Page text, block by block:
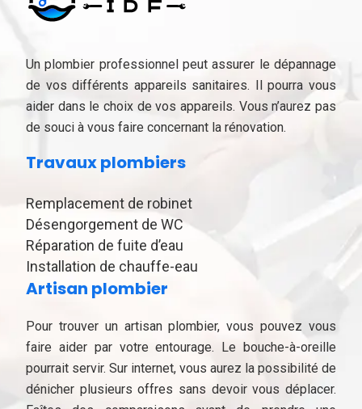
Un plombier professionnel peut assurer le dépannage
de vos différents appareils sanitaires. Il pourra vous
aider dans le choix de vos appareils. Vous n’aurez pas
de souci à vous faire concernant la rénovation.
Travaux plombiers
Remplacement de robinet
Désengorgement de WC
Réparation de fuite d’eau
Installation de chauffe-eau
Artisan plombier
Pour trouver un artisan plombier, vous pouvez vous
faire aider par votre entourage. Le bouche-à-oreille
pourrait servir. Sur internet, vous aurez la possibilité de
dénicher plusieurs offres sans devoir vous déplacer.